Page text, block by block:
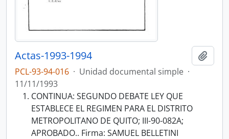
Actas-1993-1994
PCL-93-94-016 · Unidad documental simple ·
11/11/1993
CONTINUA: SEGUNDO DEBATE LEY QUE
ESTABLECE EL REGIMEN PARA EL DISTRITO
METROPOLITANO DE QUITO; III-90-082A;
APROBADO.. Firma: SAMUEL BELLETINI